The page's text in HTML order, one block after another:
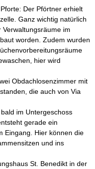
Der Pförtner erhielt
Ganz wichtig natürlich
im
worden. Zudem wurden
hier wird
Obdachlosenzimmer mit
die auch von Via
im Untergeschoss
gerade ein
Eingang. Hier können die
und ins
St. Benedikt in der